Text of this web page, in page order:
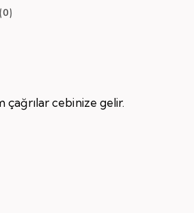
çağrılar cebinize gelir.